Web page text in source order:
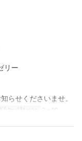
リー
らせくださいませ。
hạn dặt món 2 ~ 10